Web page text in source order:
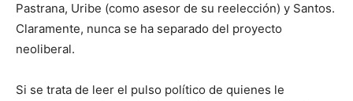
Pastrana, Uribe (como asesor de su reelección) y Santos.
Claramente, nunca se ha separado del proyecto
neoliberal.
Si se trata de leer el pulso político de quienes le